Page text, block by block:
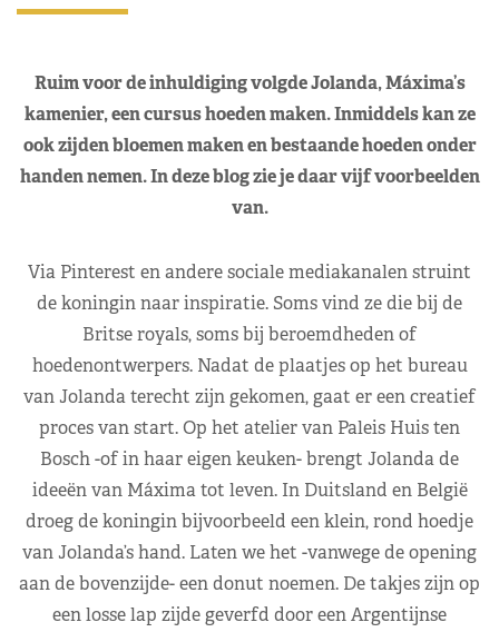
Ruim voor de inhuldiging volgde Jolanda, Máxima’s
kamenier, een cursus hoeden maken. Inmiddels kan ze
ook zijden bloemen maken en bestaande hoeden onder
handen nemen. In deze blog zie je daar vijf voorbeelden
van.
Via Pinterest en andere sociale mediakanalen struint
de koningin naar inspiratie. Soms vind ze die bij de
Britse royals, soms bij beroemdheden of
hoedenontwerpers. Nadat de plaatjes op het bureau
van Jolanda terecht zijn gekomen, gaat er een creatief
proces van start. Op het atelier van Paleis Huis ten
Bosch -of in haar eigen keuken- brengt Jolanda de
ideeën van Máxima tot leven. In Duitsland en België
droeg de koningin bijvoorbeeld een klein, rond hoedje
van Jolanda’s hand. Laten we het -vanwege de opening
aan de bovenzijde- een donut noemen. De takjes zijn op
een losse lap zijde geverfd door een Argentijnse